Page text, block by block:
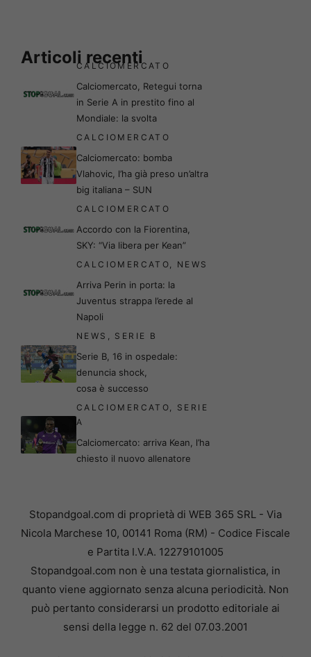
Articoli recenti
CALCIOMERCATO
Calciomercato, Retegui torna
in Serie A in prestito fino al
Mondiale: la svolta
CALCIOMERCATO
Calciomercato: bomba
Vlahovic, l’ha già preso un’altra
big italiana – SUN
CALCIOMERCATO
Accordo con la Fiorentina,
SKY: “Via libera per Kean”
CALCIOMERCATO NEWS
Arriva Perin in porta: la
Juventus strappa l’erede al
Napoli
NEWS SERIE B
Serie B, 16 in ospedale:
denuncia shock,
cosa è successo
CALCIOMERCATO
SERIE
A
Calciomercato: arriva Kean, l’ha
chiesto il nuovo allenatore
Stopandgoal.com di proprietà di WEB 365 SRL - Via
Nicola Marchese 10, 00141 Roma (RM) - Codice Fiscale
e Partita I.V.A. 12279101005
Stopandgoal.com non è una testata giornalistica, in
quanto viene aggiornato senza alcuna periodicità. Non
può pertanto considerarsi un prodotto editoriale ai
sensi della legge n. 62 del 07.03.2001